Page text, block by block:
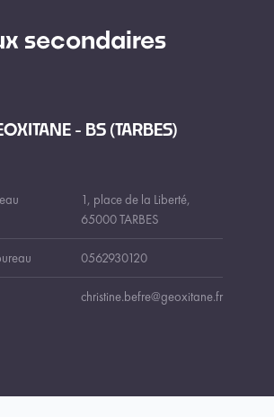
secondaires
- BS (TARBES)
1, place de la Liberté,
65000 TARBES
0562930120
christine.befre@geoxitane.fr